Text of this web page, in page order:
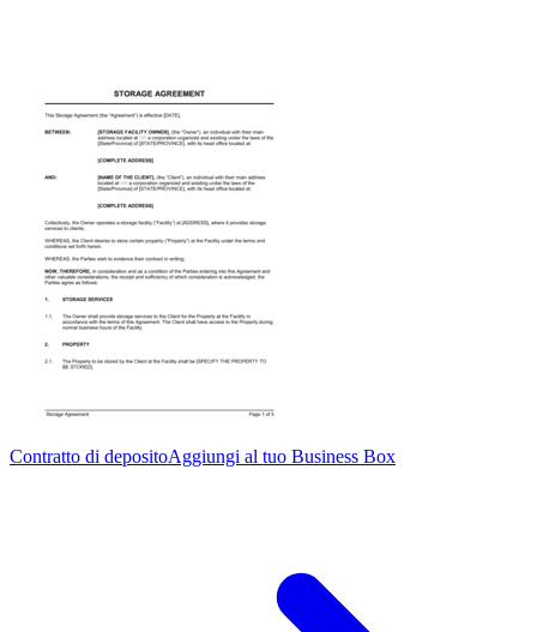
Contratto di depositoAggiungi al tuo Business Box